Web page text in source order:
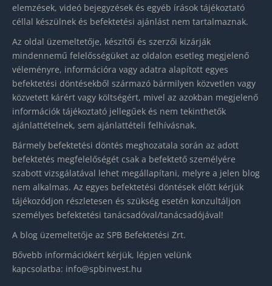
elemzések, videó bejegyzések és egyéb írások tájékoztató
céllal készülnek és befektetési ajánlást nem tartalmaznak.
Az oldal üzemeltetője, készítői és szerzői kizárják
mindennemű felelősségüket az oldalon esetleg megjelenő
véleményre, információra vagy adatra alapított egyes
befektetési döntésekből származó bármilyen közvetlen vagy
közvetett kárért vagy költségért, mivel az azokban megjelenő
információk tájékoztató jellegűek és nem tekinthetők
ajánlattételnek, sem ajánlattételi felhívásnak.
Bármely befektetési döntés meghozatala során az adott
befektetés megfelelőségét csak a befektető személyére
szabott vizsgálatával lehet megállapítani, melyre a jelen blog
nem alkalmas. Az egyes befektetési döntések előtt kérjük
tájékozódjon részletesen és szükség esetén konzultáljon
személyes befektetési tanácsadóval/tanácsadójával!
A blog üzemeltetője az SPB Befektetési Zrt.
Bővebb információkért kérjük, lépjen velünk
kapcsolatba: info@spbinvest.hu